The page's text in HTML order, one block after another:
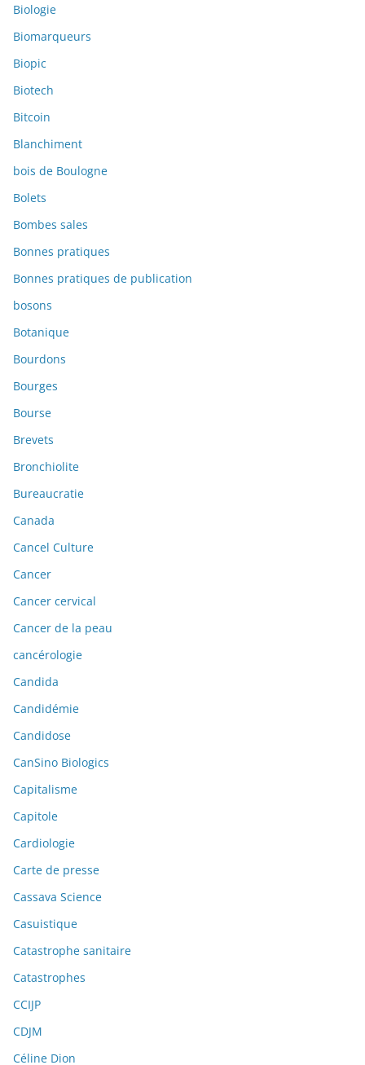
Biologie
Biomarqueurs
Biopic
Biotech
Bitcoin
Blanchiment
bois de Boulogne
Bolets
Bombes sales
Bonnes pratiques
Bonnes pratiques de publication
bosons
Botanique
Bourdons
Bourges
Bourse
Brevets
Bronchiolite
Bureaucratie
Canada
Cancel Culture
Cancer
Cancer cervical
Cancer de la peau
cancérologie
Candida
Candidémie
Candidose
CanSino Biologics
Capitalisme
Capitole
Cardiologie
Carte de presse
Cassava Science
Casuistique
Catastrophe sanitaire
Catastrophes
CCIJP
CDJM
Céline Dion